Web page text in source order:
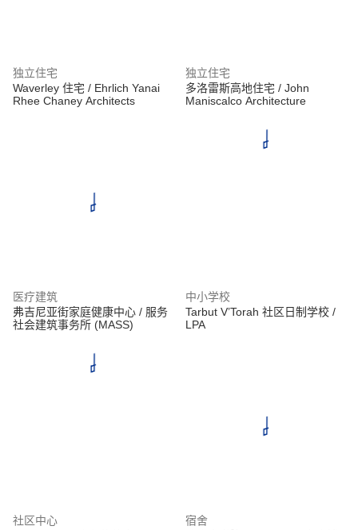
独立住宅
Waverley 住宅 / Ehrlich Yanai
Rhee Chaney Architects
独立住宅
多洛雷斯高地住宅 / John
Maniscalco Architecture
医疗建筑
弗吉尼亚街家庭健康中心 / 服务
社会建筑事务所 (MASS)
中小学校
Tarbut V’Torah 社区日制学校 /
LPA
社区中心
宿舍